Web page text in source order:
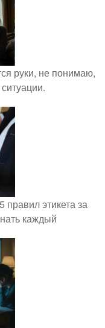
руки, не понимаю,
правил этикета за
каждый